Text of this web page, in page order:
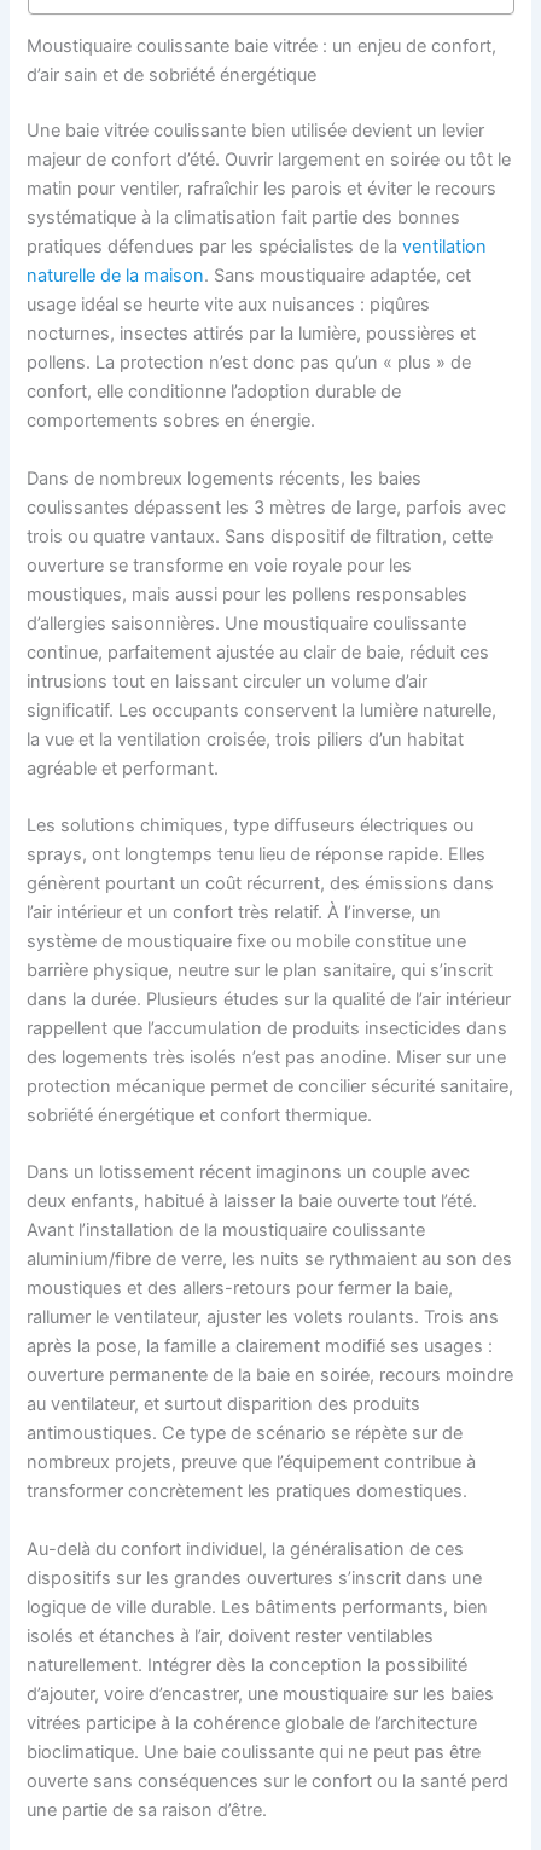
Moustiquaire coulissante baie vitrée : un enjeu de confort,
d’air sain et de sobriété énergétique
Une baie vitrée coulissante bien utilisée devient un levier
majeur de confort d’été. Ouvrir largement en soirée ou tôt le
matin pour ventiler, rafraîchir les parois et éviter le recours
systématique à la climatisation fait partie des bonnes
pratiques défendues par les spécialistes de laventilation
naturelle de la maison. Sans moustiquaire adaptée, cet
usage idéal se heurte vite aux nuisances : piqûres
nocturnes, insectes attirés par la lumière, poussières et
pollens. La protection n’est donc pas qu’un « plus » de
confort, elle conditionne l’adoption durable de
comportements sobres en énergie.
Dans de nombreux logements récents, les baies
coulissantes dépassent les 3 mètres de large, parfois avec
trois ou quatre vantaux. Sans dispositif de filtration, cette
ouverture se transforme en voie royale pour les
moustiques, mais aussi pour les pollens responsables
d’allergies saisonnières. Une moustiquaire coulissante
continue, parfaitement ajustée au clair de baie, réduit ces
intrusions tout en laissant circuler un volume d’air
significatif. Les occupants conservent la lumière naturelle,
la vue et la ventilation croisée, trois piliers d’un habitat
agréable et performant.
Les solutions chimiques, type diffuseurs électriques ou
sprays, ont longtemps tenu lieu de réponse rapide. Elles
génèrent pourtant un coût récurrent, des émissions dans
l’air intérieur et un confort très relatif. À l’inverse, un
système de moustiquaire fixe ou mobile constitue une
barrière physique, neutre sur le plan sanitaire, qui s’inscrit
dans la durée. Plusieurs études sur la qualité de l’air intérieur
rappellent que l’accumulation de produits insecticides dans
des logements très isolés n’est pas anodine. Miser sur une
protection mécanique permet de concilier sécurité sanitaire,
sobriété énergétique et confort thermique.
Dans un lotissement récent imaginons un couple avec
deux enfants, habitué à laisser la baie ouverte tout l’été.
Avant l’installation de la moustiquaire coulissante
aluminium/fibre de verre, les nuits se rythmaient au son des
moustiques et des allers-retours pour fermer la baie,
rallumer le ventilateur, ajuster les volets roulants. Trois ans
après la pose, la famille a clairement modifié ses usages :
ouverture permanente de la baie en soirée, recours moindre
au ventilateur, et surtout disparition des produits
antimoustiques. Ce type de scénario se répète sur de
nombreux projets, preuve que l’équipement contribue à
transformer concrètement les pratiques domestiques.
Au-delà du confort individuel, la généralisation de ces
dispositifs sur les grandes ouvertures s’inscrit dans une
logique de ville durable. Les bâtiments performants, bien
isolés et étanches à l’air, doivent rester ventilables
naturellement. Intégrer dès la conception la possibilité
d’ajouter, voire d’encastrer, une moustiquaire sur les baies
vitrées participe à la cohérence globale de l’architecture
bioclimatique. Une baie coulissante qui ne peut pas être
ouverte sans conséquences sur le confort ou la santé perd
une partie de sa raison d’être.